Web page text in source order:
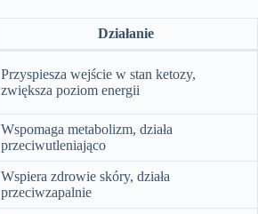
Działanie
Przyspiesza wejście w stan ketozy,
zwiększa poziom energii
Wspomaga metabolizm, działa
przeciwutleniająco
Wspiera zdrowie skóry, działa
przeciwzapalnie